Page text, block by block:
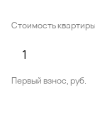
Стоимость
Первый взнос, руб.